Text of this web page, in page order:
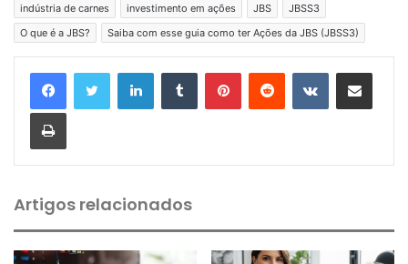
indústria de carnes
investimento em ações JBS
JBSS3
O que é a JBS?
Saiba com esse guia como ter Ações da JBS (JBSS3)
Artigos relacionados